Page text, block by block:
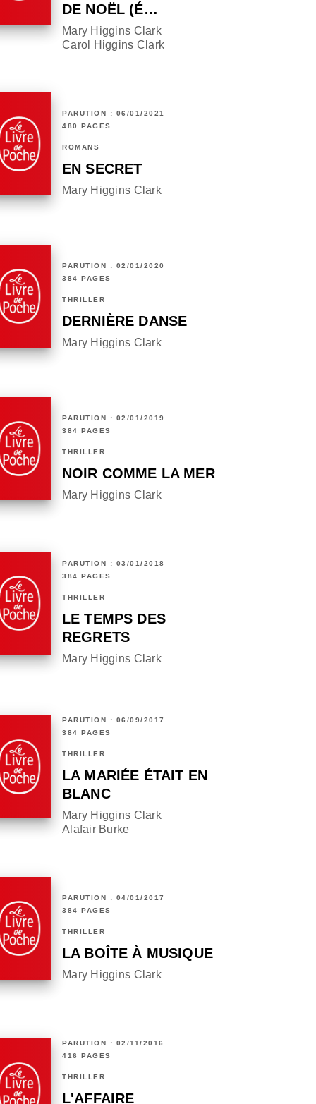
DE NOËL (É…
Mary Higgins Clark
Carol Higgins Clark
PARUTION : 06/01/2021
480 PAGES
ROMANS
EN SECRET
Mary Higgins Clark
PARUTION : 02/01/2020
384 PAGES
THRILLER
DERNIÈRE DANSE
Mary Higgins Clark
PARUTION : 02/01/2019
384 PAGES
THRILLER
NOIR COMME LA MER
Mary Higgins Clark
PARUTION : 03/01/2018
384 PAGES
THRILLER
LE TEMPS DES
REGRETS
Mary Higgins Clark
PARUTION : 06/09/2017
384 PAGES
THRILLER
LA MARIÉE ÉTAIT EN
BLANC
Mary Higgins Clark
Alafair Burke
PARUTION : 04/01/2017
384 PAGES
THRILLER
LA BOÎTE À MUSIQUE
Mary Higgins Clark
PARUTION : 02/11/2016
416 PAGES
THRILLER
L'AFFAIRE